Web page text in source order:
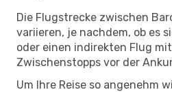
Die Flugstrecke zwischen
variieren, je nachdem, ob es
oder einen indirekten Flug
Zwischenstopps vor der
Um Ihre Reise so angenehm